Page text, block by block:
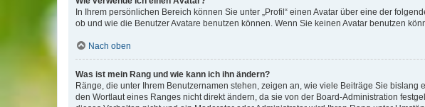
In Ihrem persönlichen Bereich können Sie unter „Profil“ einen Avatar über eine der
ob und wie die Benutzer Avatare benutzen können. Wenn Sie keinen Avatar benutzen
Nach oben
Was ist mein Rang und wie kann ich ihn ändern?
Ränge, die unter Ihrem Benutzernamen stehen, zeigen an, wie viele Beiträge Sie
den Wortlaut eines Ranges nicht direkt ändern, da sie von der Board-Administration